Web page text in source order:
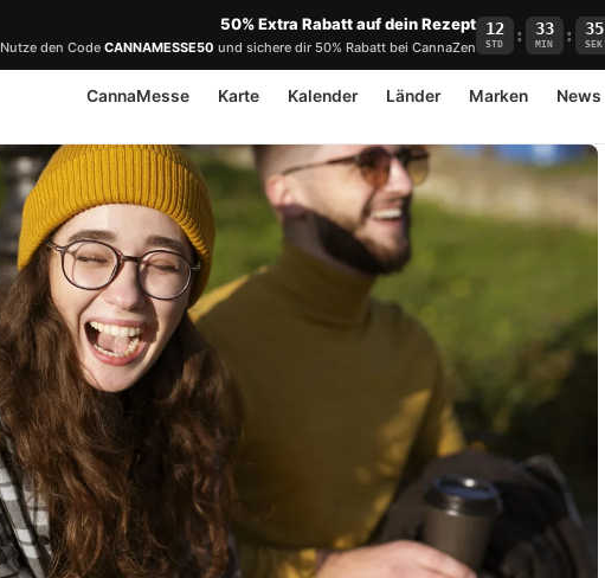
50% Extra Rabatt auf dein Rezept
Nutze den Code CANNAMESSE50 und sichere dir 50% Rabatt bei CannaZen
12
STD : 33
MIN : 34
SEK
CannaMesse Karte Kalender Länder Marken News